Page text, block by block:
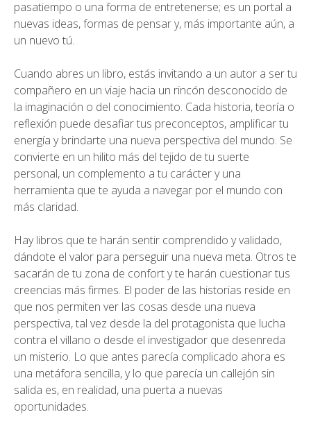
pasatiempo o una forma de entretenerse; es un portal a
nuevas ideas, formas de pensar y, más importante aún, a
un nuevo tú.
Cuando abres un libro, estás invitando a un autor a ser tu
compañero en un viaje hacia un rincón desconocido de
la imaginación o del conocimiento. Cada historia, teoría o
reflexión puede desafiar tus preconceptos, amplificar tu
energía y brindarte una nueva perspectiva del mundo. Se
convierte en un hilito más del tejido de tu suerte
personal, un complemento a tu carácter y una
herramienta que te ayuda a navegar por el mundo con
más claridad.
Hay libros que te harán sentir comprendido y validado,
dándote el valor para perseguir una nueva meta. Otros te
sacarán de tu zona de confort y te harán cuestionar tus
creencias más firmes. El poder de las historias reside en
que nos permiten ver las cosas desde una nueva
perspectiva, tal vez desde la del protagonista que lucha
contra el villano o desde el investigador que desenreda
un misterio. Lo que antes parecía complicado ahora es
una metáfora sencilla, y lo que parecía un callejón sin
salida es, en realidad, una puerta a nuevas
oportunidades.